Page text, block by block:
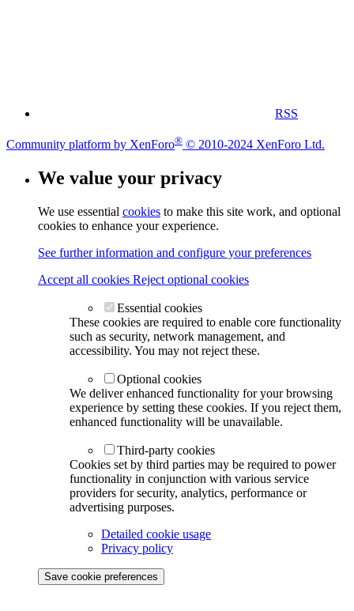
RSS
Community platform by XenForo® © 2010-2024 XenForo Ltd.
We value your privacy
We use essential cookies to make this site work, and optional
cookies to enhance your experience.
See further information and configure your preferences
Accept all cookies Reject optional cookies
Essential cookies
These cookies are required to enable core functionality
such as security, network management, and
accessibility. You may not reject these.
Optional cookies
We deliver enhanced functionality for your browsing
experience by setting these cookies. If you reject them,
enhanced functionality will be unavailable.
Third-party cookies
Cookies set by third parties may be required to power
functionality in conjunction with various service
providers for security, analytics, performance or
advertising purposes.
Detailed cookie usage
Privacy policy
Save cookie preferences